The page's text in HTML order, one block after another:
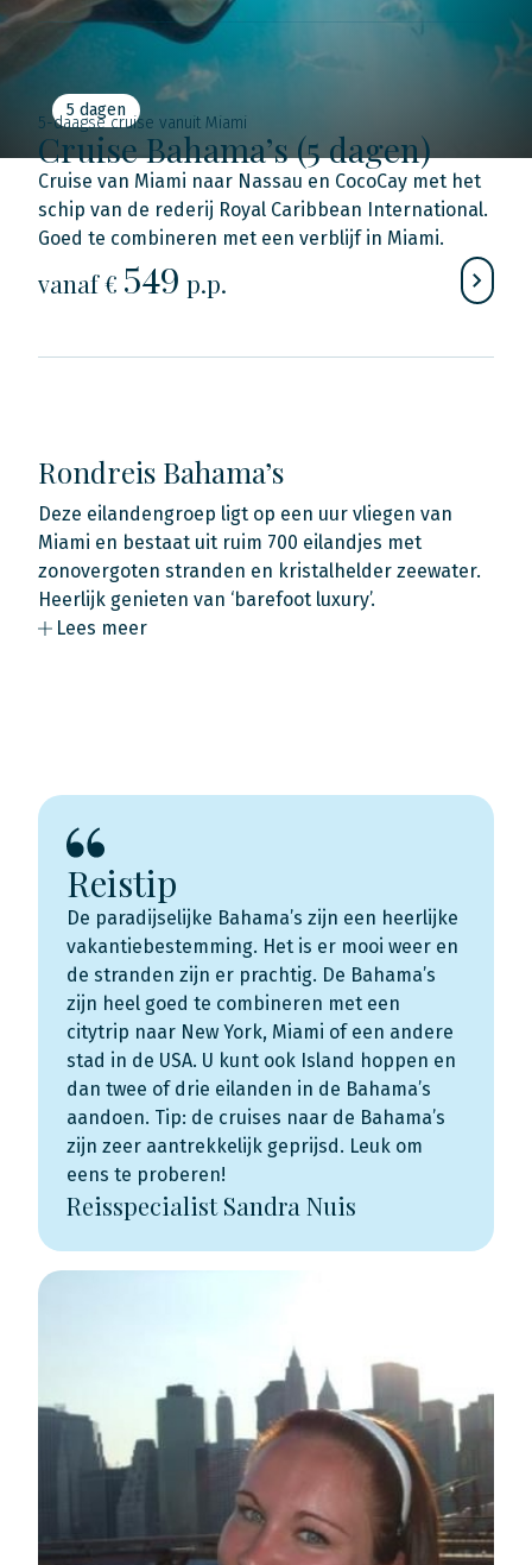
5 dagen
5-daagse cruise vanuit Miami
Cruise Bahama’s (5 dagen)
Cruise van Miami naar Nassau en CocoCay met het
schip van de rederij Royal Caribbean International.
Goed te combineren met een verblijf in Miami.
vanaf € 549 p.p.
Rondreis Bahama’s
Deze eilandengroep ligt op een uur vliegen van
Miami en bestaat uit ruim 700 eilandjes met
zonovergoten stranden en kristalhelder zeewater.
Heerlijk genieten van ‘barefoot luxury’.
Lees meer
Reistip
De paradijselijke Bahama’s zijn een heerlijke
vakantiebestemming. Het is er mooi weer en
de stranden zijn er prachtig. De Bahama’s
zijn heel goed te combineren met een
citytrip naar New York, Miami of een andere
stad in de USA. U kunt ook Island hoppen en
dan twee of drie eilanden in de Bahama’s
aandoen. Tip: de cruises naar de Bahama’s
zijn zeer aantrekkelijk geprijsd. Leuk om
eens te proberen!
Reisspecialist Sandra Nuis